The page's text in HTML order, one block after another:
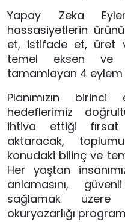
Yapay Zeka
hassasiyetlerin
et, istifade et, üret
temel eksen ve
tamamlayan 4 eylem
Planımızın
hedeflerimiz
ihtiva ettiği
aktaracak,
konudaki bilinç ve
Her yaştan
anlamasını,
sağlamak
okuryazarlığı